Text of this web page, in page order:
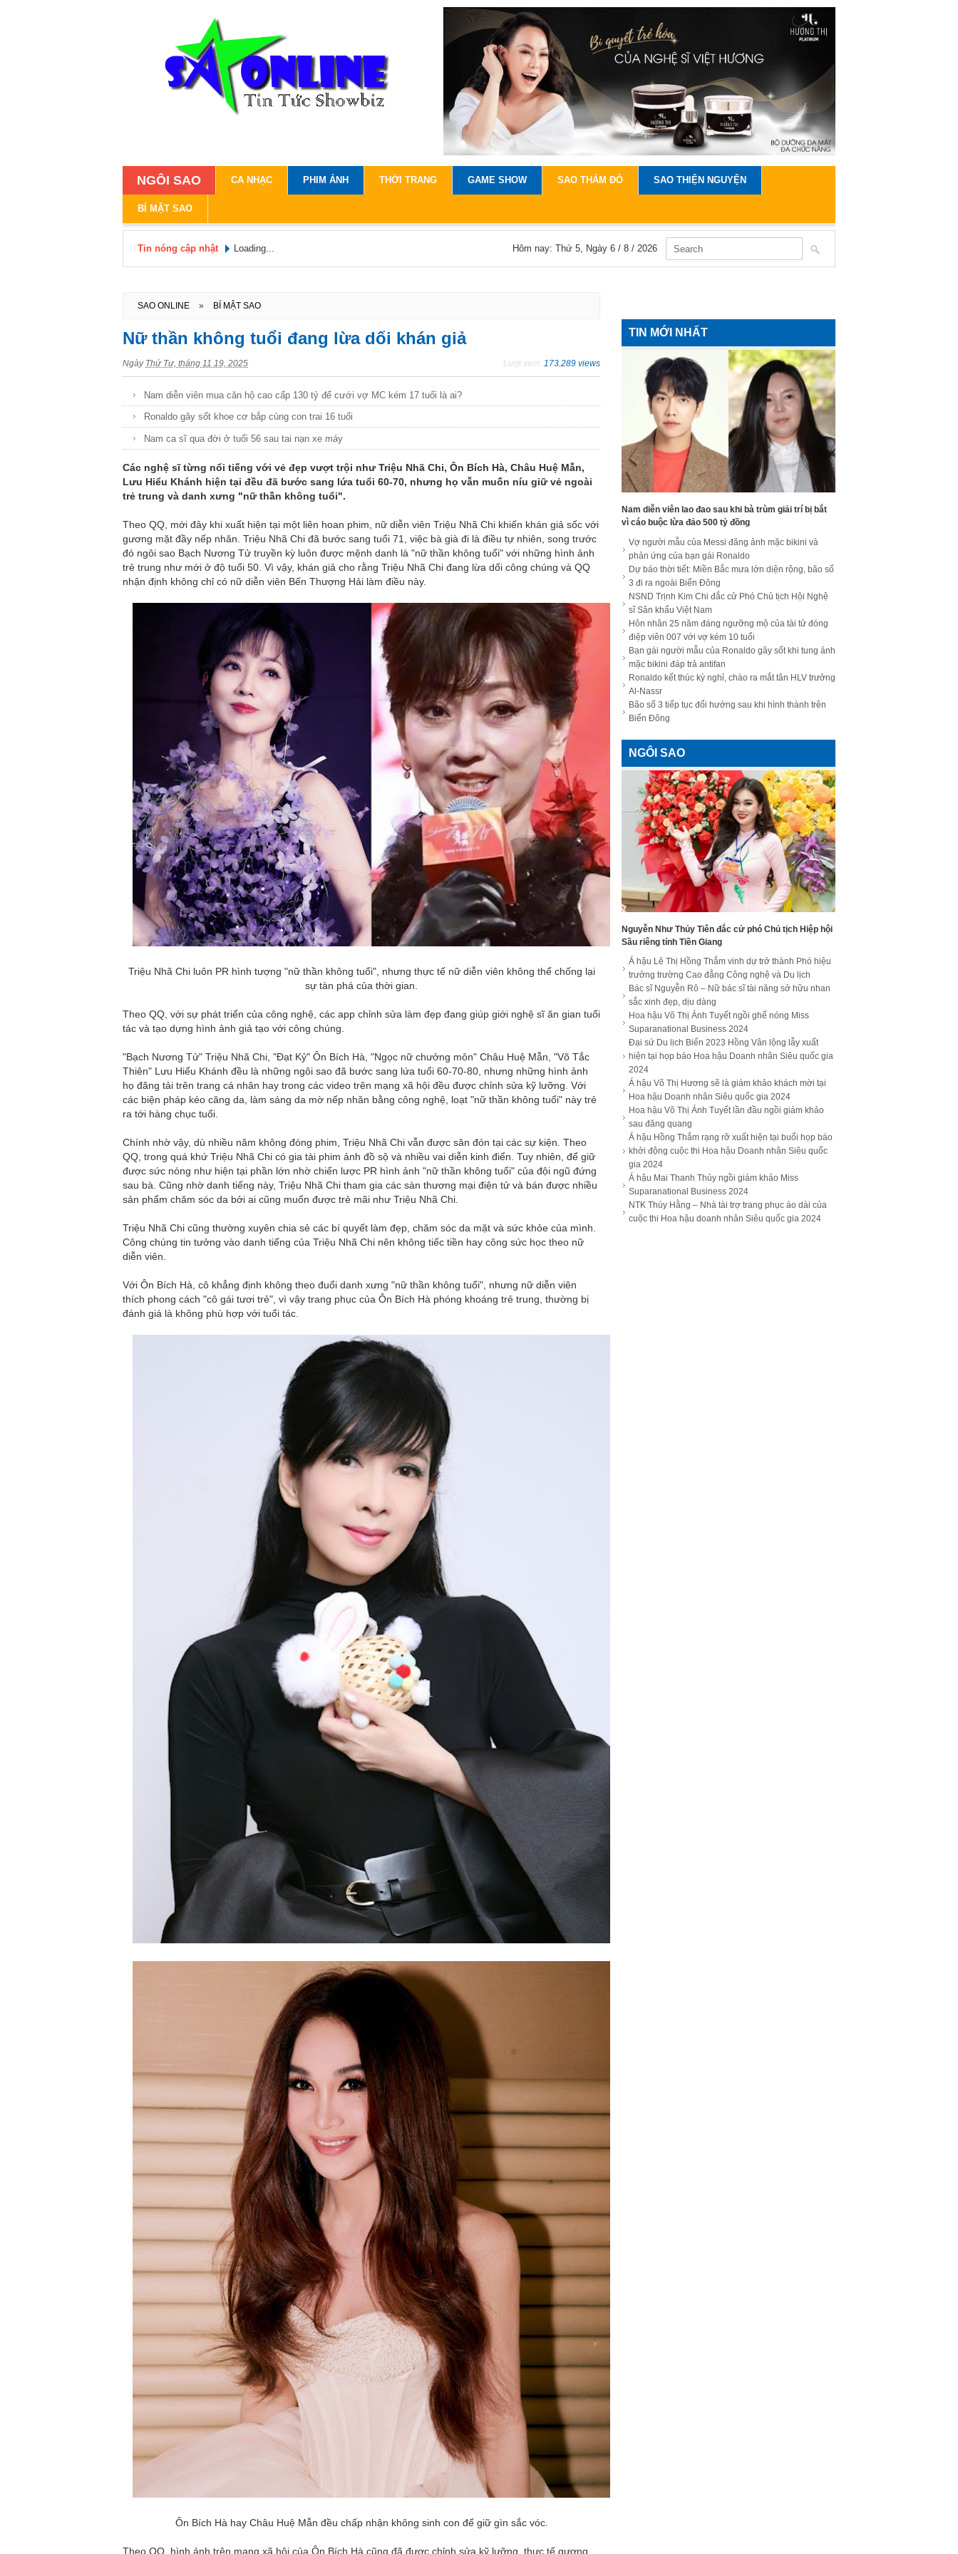
NGÔI SAO CA NHẠC PHIM ẢNH THỜI TRANG GAME SHOW SAO THẢM ĐỎ SAO THIỆN NGUYỆN
BÍ MẬT SAO
Tin nóng cập nhật Loading... Hôm nay: Thứ 5, Ngày 6 / 8 / 2026
SAO ONLINE » BÍ MẬT SAO
Nữ thần không tuổi đang lừa dối khán giả
Ngày Thứ Tư, tháng 11 19, 2025 Lượt xem: 173.289 views
Nam diễn viên mua căn hộ cao cấp 130 tỷ để cưới vợ MC kém 17 tuổi là ai?
Ronaldo gây sốt khoe cơ bắp cùng con trai 16 tuổi
Nam ca sĩ qua đời ở tuổi 56 sau tai nạn xe máy
Các nghệ sĩ từng nổi tiếng với vẻ đẹp vượt trội như Triệu Nhã Chi, Ôn Bích Hà, Châu Huệ Mẫn,
Lưu Hiểu Khánh hiện tại đều đã bước sang lứa tuổi 60-70, nhưng họ vẫn muốn níu giữ vẻ ngoài
trẻ trung và danh xưng "nữ thần không tuổi".
Theo QQ, mới đây khi xuất hiện tại một liên hoan phim, nữ diễn viên Triệu Nhã Chi khiến khán giả sốc với
gương mặt đầy nếp nhăn. Triệu Nhã Chi đã bước sang tuổi 71, việc bà già đi là điều tự nhiên, song trước
đó ngôi sao Bạch Nương Tử truyền kỳ luôn được mệnh danh là "nữ thần không tuổi" với những hình ảnh
trẻ trung như mới ở độ tuổi 50. Vì vậy, khán giả cho rằng Triệu Nhã Chi đang lừa dối công chúng và QQ
nhận định không chỉ có nữ diễn viên Bến Thượng Hải làm điều này.
Triệu Nhã Chi luôn PR hình tượng "nữ thần không tuổi", nhưng thực tế nữ diễn viên không thể chống lại
sự tàn phá của thời gian.
Theo QQ, với sự phát triển của công nghệ, các app chỉnh sửa làm đẹp đang giúp giới nghệ sĩ ăn gian tuổi
tác và tạo dựng hình ảnh giả tạo với công chúng.
"Bạch Nương Tử" Triệu Nhã Chi, "Đạt Kỷ" Ôn Bích Hà, "Ngọc nữ chưởng môn" Châu Huệ Mẫn, "Võ Tắc
Thiên" Lưu Hiểu Khánh đều là những ngôi sao đã bước sang lứa tuổi 60-70-80, nhưng những hình ảnh
họ đăng tải trên trang cá nhân hay trong các video trên mạng xã hội đều được chỉnh sửa kỹ lưỡng. Với
các biện pháp kéo căng da, làm sáng da mờ nếp nhăn bằng công nghệ, loạt "nữ thần không tuổi" này trẻ
ra tới hàng chục tuổi.
Chính nhờ vậy, dù nhiều năm không đóng phim, Triệu Nhã Chi vẫn được săn đón tại các sự kiện. Theo
QQ, trong quá khứ Triệu Nhã Chi có gia tài phim ảnh đồ sộ và nhiều vai diễn kinh điển. Tuy nhiên, để giữ
được sức nóng như hiện tại phần lớn nhờ chiến lược PR hình ảnh "nữ thần không tuổi" của đội ngũ đứng
sau bà. Cũng nhờ danh tiếng này, Triệu Nhã Chi tham gia các sàn thương mại điện tử và bán được nhiều
sản phẩm chăm sóc da bởi ai cũng muốn được trẻ mãi như Triệu Nhã Chi.
Triệu Nhã Chi cũng thường xuyên chia sẻ các bí quyết làm đẹp, chăm sóc da mặt và sức khỏe của mình.
Công chúng tin tưởng vào danh tiếng của Triệu Nhã Chi nên không tiếc tiền hay công sức học theo nữ
diễn viên.
Với Ôn Bích Hà, cô khẳng định không theo đuổi danh xưng "nữ thần không tuổi", nhưng nữ diễn viên
thích phong cách "cô gái tươi trẻ", vì vậy trang phục của Ôn Bích Hà phóng khoáng trẻ trung, thường bị
đánh giá là không phù hợp với tuổi tác.
Ôn Bích Hà hay Châu Huệ Mẫn đều chấp nhận không sinh con để giữ gìn sắc vóc.
Theo QQ, hình ảnh trên mạng xã hội của Ôn Bích Hà cũng đã được chỉnh sửa kỹ lưỡng, thực tế gương
TIN MỚI NHẤT
Nam diễn viên lao đao sau khi bà trùm giải trí bị bắt
vì cáo buộc lừa đảo 500 tỷ đồng
Vợ người mẫu của Messi đăng ảnh mặc bikini và
phản ứng của bạn gái Ronaldo
Dự báo thời tiết: Miền Bắc mưa lớn diện rộng, bão số
3 đi ra ngoài Biển Đông
NSND Trịnh Kim Chi đắc cử Phó Chủ tịch Hội Nghệ
sĩ Sân khấu Việt Nam
Hôn nhân 25 năm đáng ngưỡng mộ của tài tử đóng
điệp viên 007 với vợ kém 10 tuổi
Bạn gái người mẫu của Ronaldo gây sốt khi tung ảnh
mặc bikini đáp trả antifan
Ronaldo kết thúc kỳ nghỉ, chào ra mắt tân HLV trưởng
Al-Nassr
Bão số 3 tiếp tục đổi hướng sau khi hình thành trên
Biển Đông
NGÔI SAO
Nguyễn Như Thủy Tiên đắc cử phó Chủ tịch Hiệp hội
Sầu riêng tỉnh Tiền Giang
Á hậu Lê Thị Hồng Thắm vinh dự trở thành Phó hiệu
trưởng trường Cao đẳng Công nghệ và Du lịch
Bác sĩ Nguyễn Rô – Nữ bác sĩ tài năng sở hữu nhan
sắc xinh đẹp, dịu dàng
Hoa hậu Võ Thị Ánh Tuyết ngồi ghế nóng Miss
Suparanational Business 2024
Đại sứ Du lịch Biển 2023 Hồng Vân lộng lẫy xuất
hiện tại họp báo Hoa hậu Doanh nhân Siêu quốc gia
2024
Á hậu Võ Thị Hương sẽ là giám khảo khách mời tại
Hoa hậu Doanh nhân Siêu quốc gia 2024
Hoa hậu Võ Thị Ánh Tuyết lần đầu ngồi giám khảo
sau đăng quang
Á hậu Hồng Thắm rạng rỡ xuất hiện tại buổi họp báo
khởi động cuộc thi Hoa hậu Doanh nhân Siêu quốc
gia 2024
Á hậu Mai Thanh Thủy ngồi giám khảo Miss
Suparanational Business 2024
NTK Thúy Hằng – Nhà tài trợ trang phục áo dài của
cuộc thi Hoa hậu doanh nhân Siêu quốc gia 2024